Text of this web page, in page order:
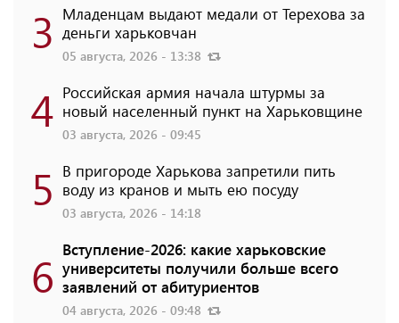
3 Младенцам выдают медали от Терехова за
деньги харьковчан
05 августа, 2026 - 13:38
4 Российская армия начала штурмы за
новый населенный пункт на Харьковщине
03 августа, 2026 - 09:45
5 В пригороде Харькова запретили пить
воду из кранов и мыть ею посуду
03 августа, 2026 - 14:18
6 Вступление-2026: какие харьковские
университеты получили больше всего
заявлений от абитуриентов
04 августа, 2026 - 09:48